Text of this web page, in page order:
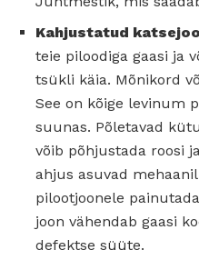
Kahjustatud
teie piloodiga gaasi ja
tsükli käia. Mõnikord
See on kõige levinum
suunas. Põletavad
võib põhjustada roosi
ahjus asuvad
pilootjoonele
joon vähendab gaasi
defektse süüte.